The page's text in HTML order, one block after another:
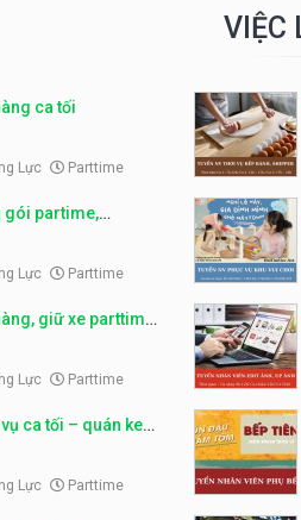
VIỆC
ca tối
Lực Parttime
gói partime,
Lực Parttime
giữ xe parttime
Lực Parttime
ca tối – quán kem
Lực Parttime